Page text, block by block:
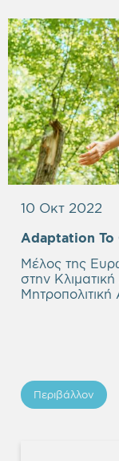
10 Οκτ 2022
Adaptation To
Μέλος της
στην
Μητροπολιτική
Περιβάλλον